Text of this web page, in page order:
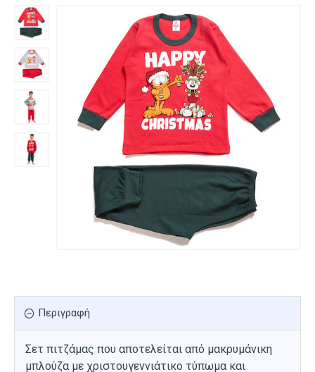
Περιγραφή
Σετ πιτζάμας που αποτελείται από μακρυμάνικη
μπλούζα με χριστουγεννιάτικο τύπωμα και